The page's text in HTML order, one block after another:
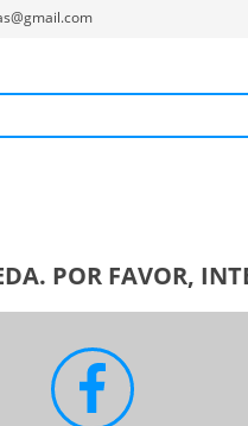
POR FAVOR,